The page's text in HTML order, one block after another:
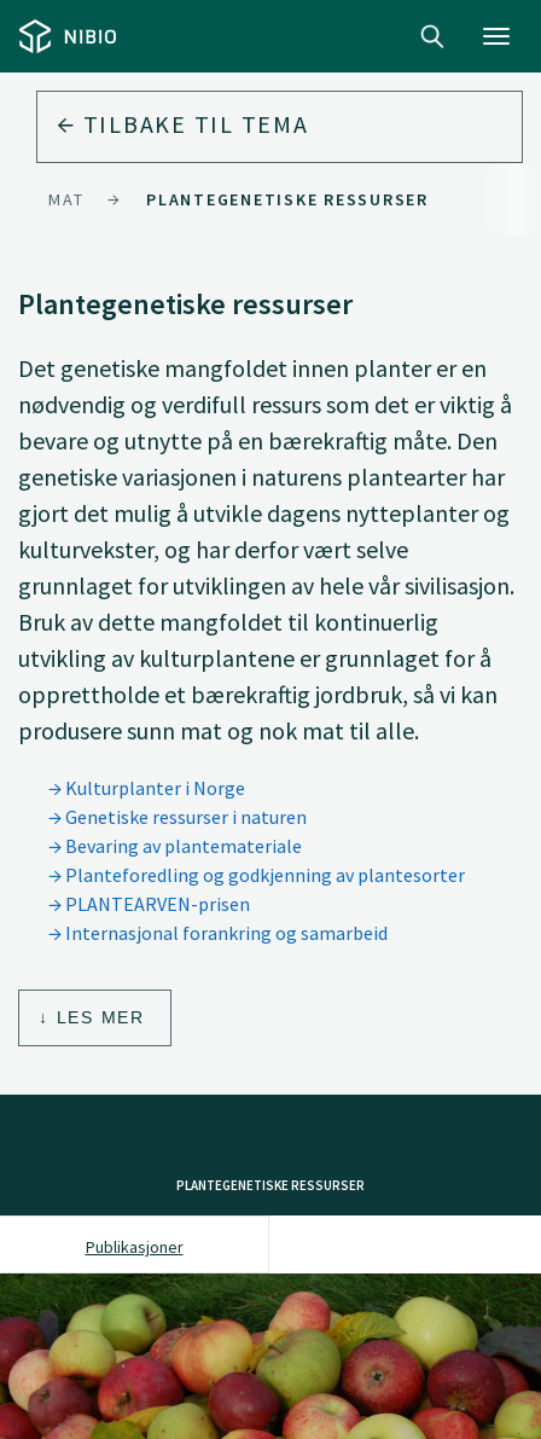
TILBAKE TIL TEMA
MAT PLANTEGENETISKE RESSURSER
Plantegenetiske ressurser
Det genetiske mangfoldet innen planter er en
nødvendig og verdifull ressurs som det er viktig å
bevare og utnytte på en bærekraftig måte. Den
genetiske variasjonen i naturens plantearter har
gjort det mulig å utvikle dagens nytteplanter og
kulturvekster, og har derfor vært selve
grunnlaget for utviklingen av hele vår sivilisasjon.
Bruk av dette mangfoldet til kontinuerlig
utvikling av kulturplantene er grunnlaget for å
opprettholde et bærekraftig jordbruk, så vi kan
produsere sunn mat og nok mat til alle.
Kulturplanter i Norge
Genetiske ressurser i naturen
Bevaring av plantemateriale
Planteforedling og godkjenning av plantesorter
PLANTEARVEN-prisen
Internasjonal forankring og samarbeid
LES MER
PLANTEGENETISKE RESSURSER
Publikasjoner